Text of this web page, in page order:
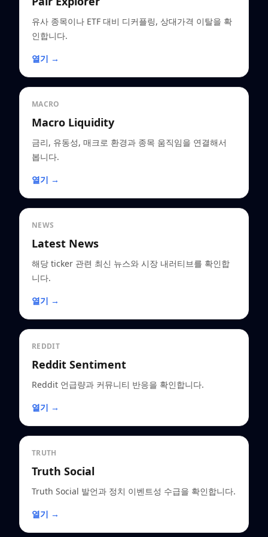
유사 종목이나 ETF 대비 디커플링, 상대가격 이탈을 확
인합니다.
열기 →
MACRO
Macro Liquidity
금리, 유동성, 매크로 환경과 종목 움직임을 연결해서
봅니다.
열기 →
NEWS
Latest News
해당 ticker 관련 최신 뉴스와 시장 내러티브를 확인합
니다.
열기 →
REDDIT
Reddit Sentiment
Reddit 언급량과 커뮤니티 반응을 확인합니다.
열기 →
TRUTH
Truth Social
Truth Social 발언과 정치 이벤트성 수급을 확인합니다.
열기 →